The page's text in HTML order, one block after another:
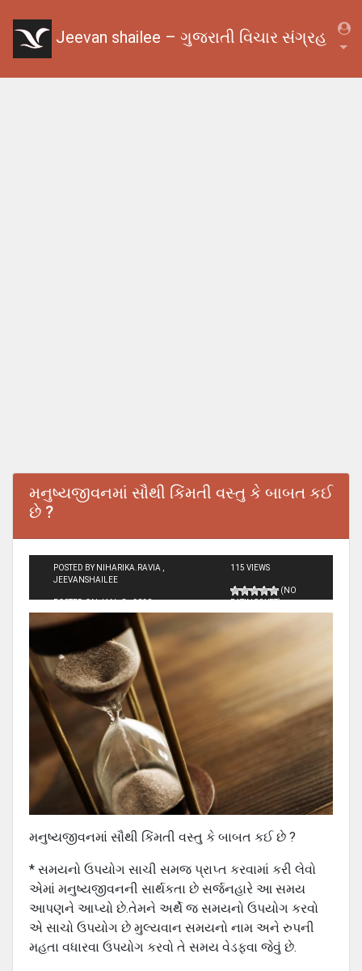
Jeevan shailee – ગુજરાતી વિચાર સંગ્રહ
મનુષ્યજીવનમાં સૌથી કિંમતી વસ્તુ કે બાબત કઈ
છે ?
POSTED BY NIHARIKA.RAVIA ,
JEEVANSHAILEE
POSTED ON JAN - 8 - 2020
115 VIEWS
(NO
RATINGS YET)
મનુષ્યજીવનમાં સૌથી કિંમતી વસ્તુ કે બાબત કઈ છે ?
* સમયનો ઉપયોગ સાચી સમજ પ્રાપ્ત કરવામાં કરી લેવો
એમાં મનુષ્યજીવનની સાર્થકતા છે સર્જનહારે આ સમય
આપણને આપ્યો છે.તેમને અર્થે જ સમયનો ઉપયોગ કરવો
એ સાચો ઉપયોગ છે મુલ્યવાન સમયનો નામ અને રુપની
મહતા વધારવા ઉપયોગ કરવો તે સમય વેડફવા જેવું છે.